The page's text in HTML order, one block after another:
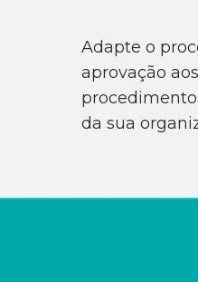
Adapte o
aprovação aos
da sua